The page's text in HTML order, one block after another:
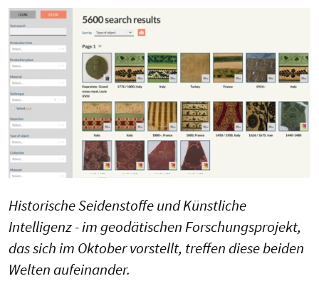
Historische Seidenstoffe und Künstliche
Intelligenz - im geodätischen Forschungsprojekt,
das sich im Oktober vorstellt, treffen diese beiden
Welten aufeinander.